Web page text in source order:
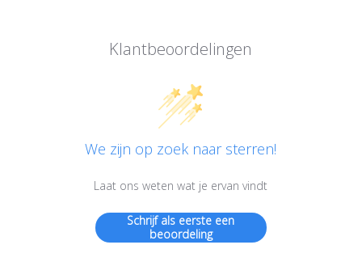
Klantbeoordelingen
We zijn op zoek naar sterren!
Laat ons weten wat je ervan vindt
Schrijf als eerste een
beoordeling